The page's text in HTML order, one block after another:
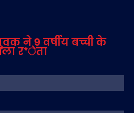
ने 9 वर्षीय बच्ची के
र*ेता